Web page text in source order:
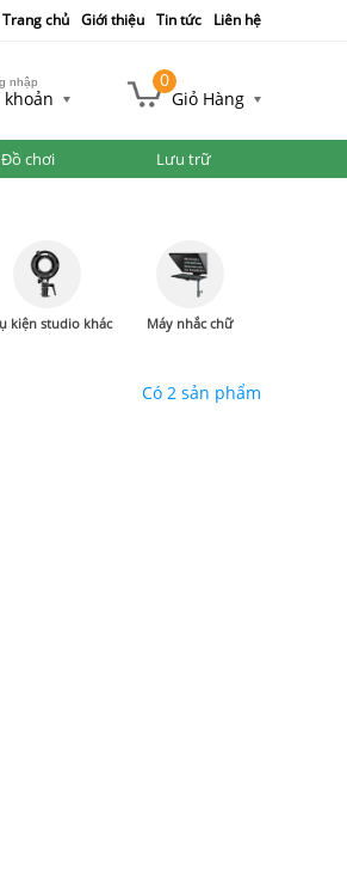
Trang chủ Giới thiệu Tin tức Liên hệ
nhập
khoản
0
Giỏ Hàng
Đồ chơi Lưu trữ
kiện studio khác Máy nhắc chữ
Có 2 sản phẩm